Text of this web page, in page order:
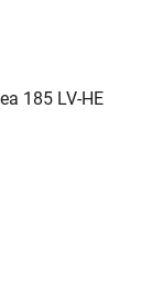
185 LV-HE